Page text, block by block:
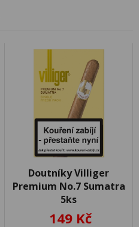
Doutníky Villiger
Premium No.7 Sumatra
5ks
149 Kč